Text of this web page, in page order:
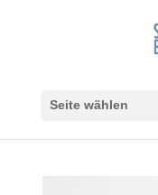
Seite wählen